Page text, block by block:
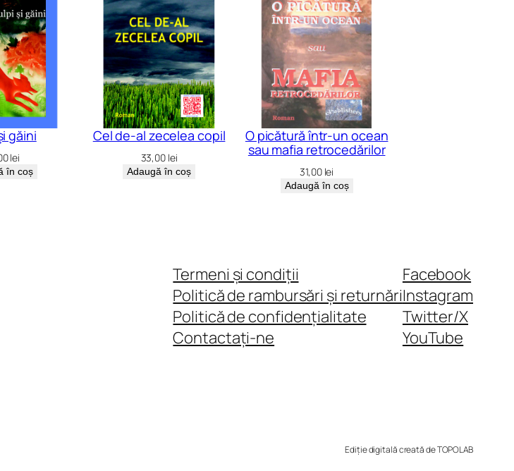
găini
lei
în coș
Cel de-al zecelea copil
33,00 lei
Adaugă în coș
O picătură într-un ocean
sau mafia retrocedărilor
31,00 lei
Adaugă în coș
Termeni și condiții
Politică de rambursări și returnări
Politică de confidențialitate
Contactați-ne
Facebook
Instagram
Twitter/X
YouTube
Ediție digitală creată de TOPOLAB